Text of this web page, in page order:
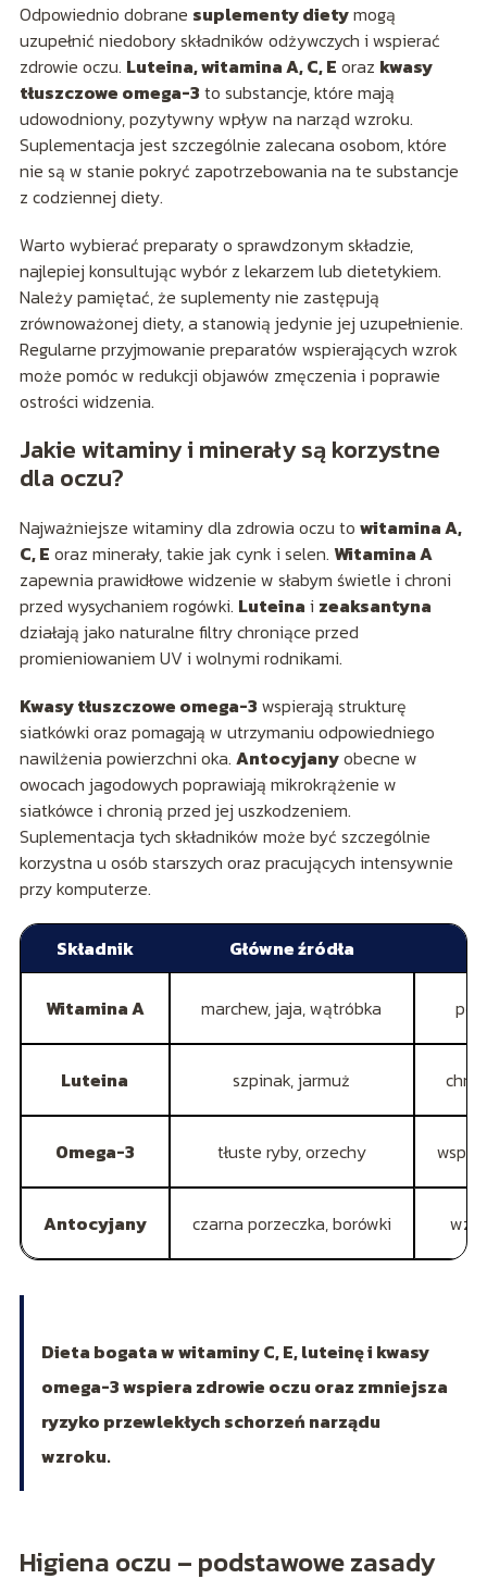
Odpowiednio dobrane suplementy dietymogą
uzupełnić niedobory składników odżywczych i wspierać
zdrowie oczu. Luteina, witamina A, C, E oraz kwasy
tłuszczowe omega-3 to substancje, które mają
udowodniony, pozytywny wpływ na narząd wzroku.
Suplementacja jest szczególnie zalecana osobom, które
nie są w stanie pokryć zapotrzebowania na te substancje
z codziennej diety.
Warto wybierać preparaty o sprawdzonym składzie,
najlepiej konsultując wybór z lekarzem lub dietetykiem.
Należy pamiętać, że suplementy nie zastępują
zrównoważonej diety, a stanowią jedynie jej uzupełnienie.
Regularne przyjmowanie preparatów wspierających wzrok
może pomóc w redukcji objawów zmęczenia i poprawie
ostrości widzenia.
Jakie witaminy i minerały są korzystne
dla oczu?
Najważniejsze witaminy dla zdrowia oczu to witamina A,
C, E oraz minerały, takie jak cynk i selen. Witamina A
zapewnia prawidłowe widzenie w słabym świetle i chroni
przed wysychaniem rogówki. Luteina i zeaksantyna
działają jako naturalne filtry chroniące przed
promieniowaniem UV i wolnymi rodnikami.
Kwasy tłuszczowe omega-3 wspierają strukturę
siatkówki oraz pomagają w utrzymaniu odpowiedniego
nawilżenia powierzchni oka. Antocyjanyobecne w
owocach jagodowych poprawiają mikrokrążenie w
siatkówce i chronią przed jej uszkodzeniem.
Suplementacja tych składników może być szczególnie
korzystna u osób starszych oraz pracujących intensywnie
przy komputerze.
Składnik Główne źródła
Witamina A marchew, jaja, wątróbka
Luteina szpinak, jarmuż
Omega-3 tłuste ryby, orzechy
Antocyjany czarna porzeczka, borówki
Dieta bogata w witaminy C, E, luteinę i kwasy
omega-3 wspiera zdrowie oczu oraz zmniejsza
ryzyko przewlekłych schorzeń narządu
wzroku.
Higiena oczu – podstawowe zasady